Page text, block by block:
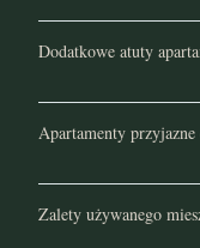
Dodatkowe atuty
Apartamenty
Zalety używanego